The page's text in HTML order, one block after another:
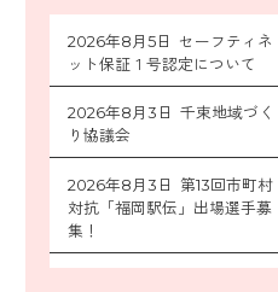
2026年8月5日 セーフティネ
ット保証１号認定について
2026年8月3日 千束地域づく
り協議会
2026年8月3日 第13回市町村
対抗「福岡駅伝」出場選手募
集！